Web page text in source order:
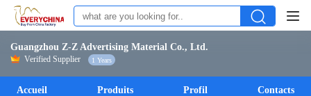
Guangzhou Z-Z Advertising Material Co., Ltd.
Verified Supplier 1 Years
Accueil Produits Profil Contacts